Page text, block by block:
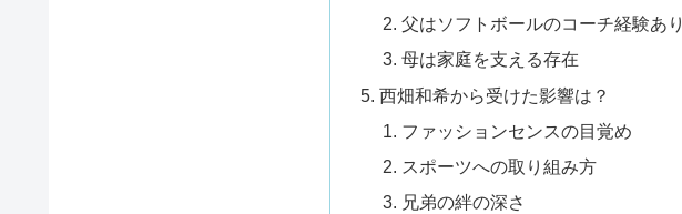
父はソフトボールのコーチ経験あり
母は家庭を支える存在
西畑和希から受けた影響は？
ファッションセンスの目覚め
スポーツへの取り組み方
兄弟の絆の深さ